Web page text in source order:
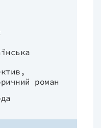
,
роман